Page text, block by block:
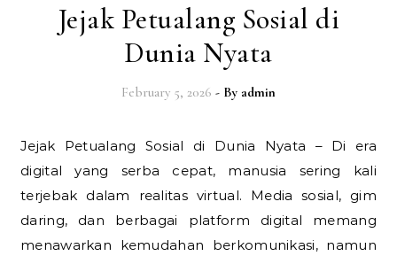
Jejak Petualang Sosial di
Dunia Nyata
February 5, 2026 - By admin
Jejak Petualang Sosial di Dunia Nyata – Di era
digital yang serba cepat, manusia sering kali
terjebak dalam realitas virtual. Media sosial, gim
daring, dan berbagai platform digital memang
menawarkan kemudahan berkomunikasi, namun